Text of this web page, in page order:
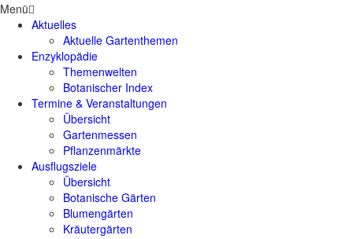
Menü
Aktuelles
Aktuelle Gartenthemen
Enzyklopädie
Themenwelten
Botanischer Index
Termine & Veranstaltungen
Übersicht
Gartenmessen
Pflanzenmärkte
Ausflugsziele
Übersicht
Botanische Gärten
Blumengärten
Kräutergärten